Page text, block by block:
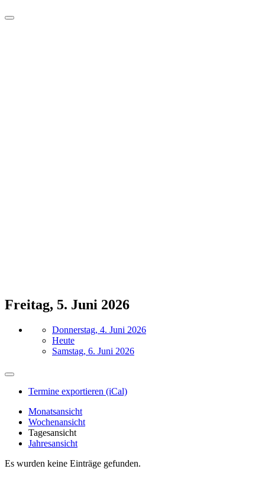
Freitag, 5. Juni 2026
Donnerstag, 4. Juni 2026
Heute
Samstag, 6. Juni 2026
Termine exportieren (iCal)
Monatsansicht
Wochenansicht
Tagesansicht
Jahresansicht
Es wurden keine Einträge gefunden.